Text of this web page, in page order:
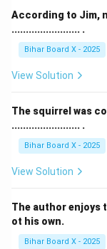
According to Jim,
........................ .
Bihar Board X - 2025
View Solution
The squirrel was
........................ .
Bihar Board X - 2025
View Solution
The author enjoys
ot his own.
Bihar Board X - 2025